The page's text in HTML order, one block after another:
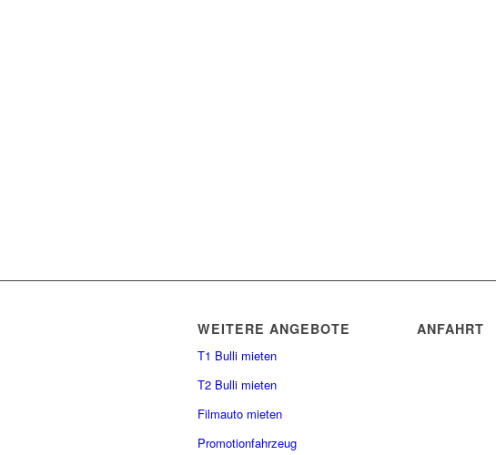
WEITERE ANGEBOTE
T1 Bulli mieten
T2 Bulli mieten
Filmauto mieten
Promotionfahrzeug
ANFAHRT